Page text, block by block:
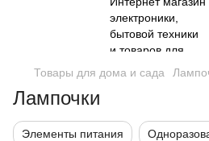
Товары для дома и сада
Лампочки
Элементы питания